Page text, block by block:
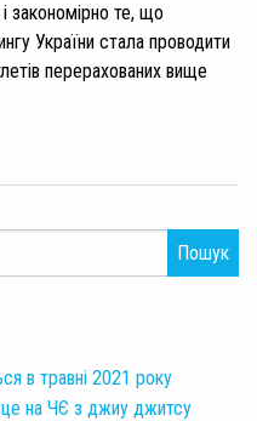
і закономірно те, що
України стала проводити
перерахованих вище
Пошук
в травні 2021 року
на ЧЄ з джиу джитсу